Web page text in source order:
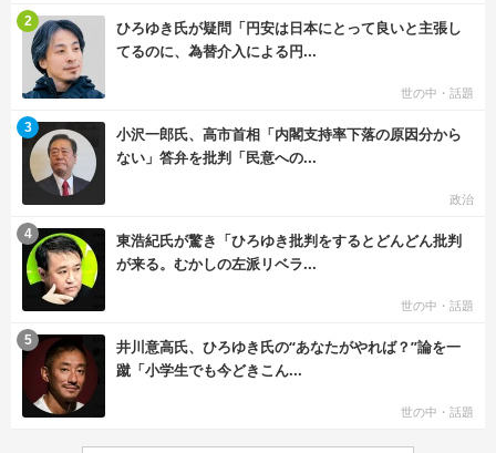
ひろゆき氏が疑問「円安は日本にとって良いと主張し
てるのに、為替介入による円...
世の中・話題
2
小沢一郎氏、高市首相「内閣支持率下落の原因分から
ない」答弁を批判「民意への...
政治
3
東浩紀氏が驚き「ひろゆき批判をするとどんどん批判
が来る。むかしの左派リベラ...
世の中・話題
4
井川意高氏、ひろゆき氏の“あなたがやれば？”論を一
蹴「小学生でも今どきこん...
世の中・話題
5